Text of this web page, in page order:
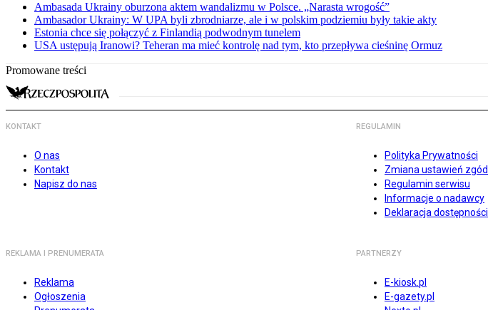
Ambasada Ukrainy oburzona aktem wandalizmu w Polsce. „Narasta wrogość”
Ambasador Ukrainy: W UPA byli zbrodniarze, ale i w polskim podziemiu były takie akty
Estonia chce się połączyć z Finlandią podwodnym tunelem
USA ustępują Iranowi? Teheran ma mieć kontrolę nad tym, kto przepływa cieśninę Ormuz
Promowane treści
KONTAKT
O nas
Kontakt
Napisz do nas
REGULAMIN
Polityka Prywatności
Zmiana ustawień zgód
Regulamin serwisu
Informacje o nadawcy
Deklaracja dostępności
REKLAMA I PRENUMERATA
Reklama
Ogłoszenia
PARTNERZY
E-kiosk.pl
E-gazety.pl